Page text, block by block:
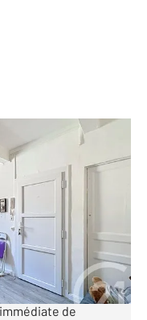
loué avec
situé sur
de